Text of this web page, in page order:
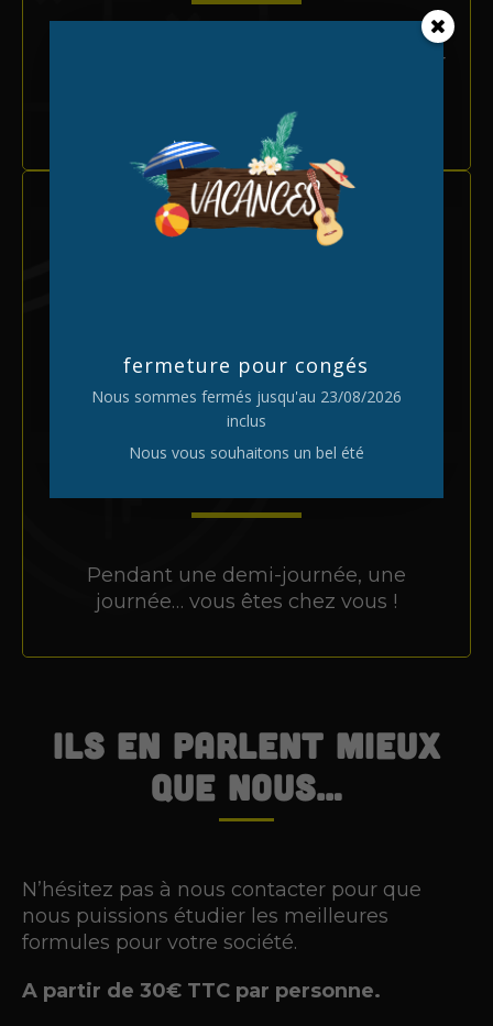
Nous pouvons modifier le parcours pour
votre société
Centre entièrement
privatisé
Pendant une demi-journée, une
journée… vous êtes chez vous !
Ils en parlent mieux
que nous…
N’hésitez pas à nous contacter pour que
nous puissions étudier les meilleures
formules pour votre société.
A partir de 30€ TTC par personne.
fermeture pour congés
Nous sommes fermés jusqu'au 23/08/2026
inclus
Nous vous souhaitons un bel été